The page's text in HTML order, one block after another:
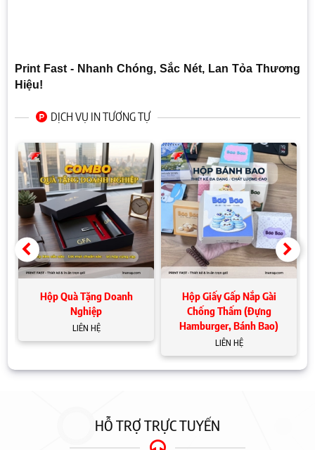
Print Fast - Nhanh Chóng, Sắc Nét, Lan Tỏa Thương
Hiệu!
DỊCH VỤ IN TƯƠNG TỰ
Hộp Quà Tặng Doanh
Nghiệp
LIÊN HỆ
Hộp Giấy Gấp Nắp Gài
Chống Thấm (Đựng
Hamburger, Bánh Bao)
LIÊN HỆ
HỖ TRỢ TRỰC TUYẾN